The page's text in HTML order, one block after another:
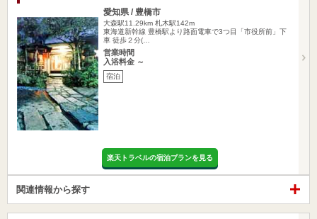
愛知県 / 豊橋市
大森駅11.29km 札木駅142m
東海道新幹線 豊橋駅より路面電車で3つ目「市役所前」下
車 徒歩２分(…
営業時間
入浴料金 ～
宿泊
楽天トラベルの宿泊プランを見る
関連情報から探す